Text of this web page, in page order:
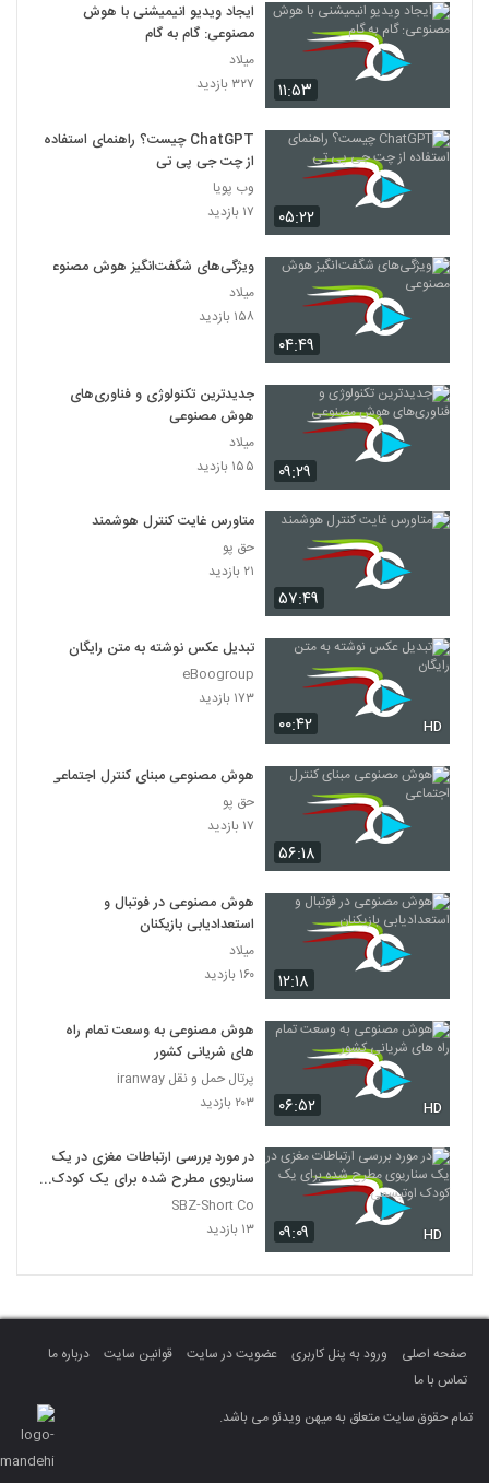
۱۱:۵۳
ایجاد ویدیو انیمیشنی با هوش
مصنوعی: گام به گام
میلاد
۳۲۷ بازدید
۰۵:۲۲
ChatGPT چیست؟ راهنمای استفاده
از چت جی پی تی
وب پویا
۱۷ بازدید
۰۴:۴۹
ویژگی‌های شگفت‌انگیز هوش مصنوعی
میلاد
۱۵۸ بازدید
۰۹:۲۹
جدیدترین تکنولوژی و فناوری‌های
هوش مصنوعی
میلاد
۱۵۵ بازدید
۵۷:۴۹
متاورس غایت کنترل هوشمند
حق پو
۲۱ بازدید
۰۰:۴۲ HD
تبدیل عکس نوشته به متن رایگان
eBoogroup
۱۷۳ بازدید
۵۶:۱۸
هوش مصنوعی مبنای کنترل‌ اجتماعی
حق پو
۱۷ بازدید
۱۲:۱۸
هوش مصنوعی در فوتبال و
استعدادیابی بازیکنان
میلاد
۱۶۰ بازدید
۰۶:۵۲ HD
هوش مصنوعی به وسعت تمام راه
های شریانی کشور
پرتال حمل و نقل iranway
۲۰۳ بازدید
۰۹:۰۹ HD
در مورد بررسی ارتباطات مغزی در یک
سناریوی مطرح شده برای یک کودک
اوتیسمی
SBZ-Short Co
۱۳ بازدید
صفحه اصلی ورود به پنل کاربری عضویت در سایت قوانین سایت
درباره ما
تماس با ما
تمام حقوق سایت متعلق به میهن ویدئو می باشد.